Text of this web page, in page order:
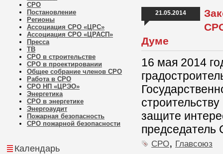
СРО
Постановление
Регионы
Ассоциация СРО «ЦРС»
Ассоциация СРО «ЦРАСП»
Пресса
ТВ
СРО в строительстве
СРО в проектировании
Общее собрание членов СРО
Работа в СРО
СРО НП «ЦРЭО»
Энергетика
СРО в энергетике
Энергоаудит
Пожарная безопасность
СРО пожарной безопасности
Календарь
21.05.2014
Думе
16 мая 2014
защите
председатель
СРО, Главсоюз